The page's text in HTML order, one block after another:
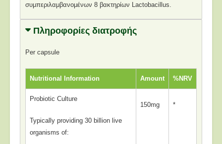
συμπεριλαμβανομένων 8 βακτηρίων Lactobacillus.
Πληροφορίες διατροφής
Per capsule
Nutritional Information Amount %NRV
Probiotic Culture
Typically providing 30 billion live
organisms of:
150mg *